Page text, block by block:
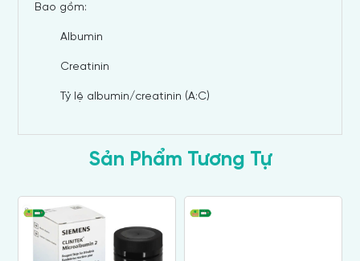
Bao gồm:
Albumin
Creatinin
Tỷ lệ albumin/creatinin (A:C)
Sản Phẩm Tương Tự